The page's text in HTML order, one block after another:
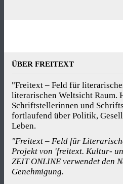
ÜBER FREITEXT
"Freitext – Feld für
literarischen Weltsicht Raum.
Schriftstellerinnen und
fortlaufend über Politik,
Leben.
"Freitext – Feld für
Projekt von 'freitext. Kultur-
ZEIT ONLINE verwendet den
Genehmigung.